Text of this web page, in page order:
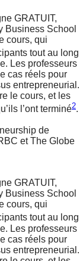
GRATUIT,
Business School
cours, qui
tout au long
Les professeurs
cas réels pour
entrepreneurial.
le cours, et les
l’ont terminé2.
de
et The Globe
GRATUIT,
Business School
cours, qui
tout au long
Les professeurs
cas réels pour
entrepreneurial.